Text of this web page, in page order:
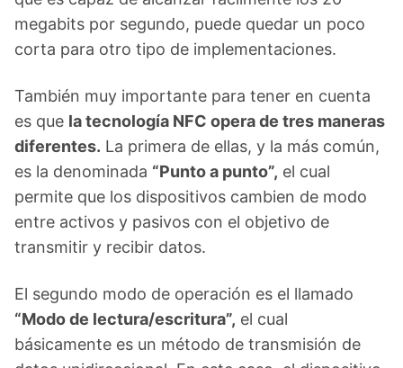
megabits por segundo, puede quedar un poco
corta para otro tipo de implementaciones.
También muy importante para tener en cuenta
es que la tecnología NFC opera de tres maneras
diferentes. La primera de ellas, y la más común,
es la denominada “Punto a punto”, el cual
permite que los dispositivos cambien de modo
entre activos y pasivos con el objetivo de
transmitir y recibir datos.
El segundo modo de operación es el llamado
“Modo de lectura/escritura”, el cual
básicamente es un método de transmisión de